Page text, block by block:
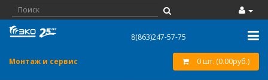
8(863)247-57-75
Монтаж и сервис 0 шт. (0.00руб.)